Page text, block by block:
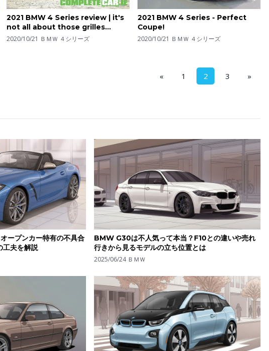
2021 BMW 4 Series review | it's
not all about those grilles...
2020/10/21 ＢＭＷ ４シリーズ
2021 BMW 4 Series - Perfect
Coupe!
2020/10/21 ＢＭＷ ４シリーズ
« 1 2 3 »
ープンカー特有の不具合
工夫を解説
BMW G30は不人気って本当？F10との違いや売れ
行きから見るモデルの立ち位置とは
2025/06/24 ＢＭＷ